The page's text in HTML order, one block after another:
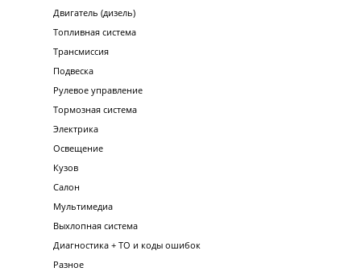
Двигатель (дизель)
Топливная система
Трансмиссия
Подвеска
Рулевое управление
Тормозная система
Электрика
Освещение
Кузов
Салон
Мультимедиа
Выхлопная система
Диагностика + ТО и коды ошибок
Разное